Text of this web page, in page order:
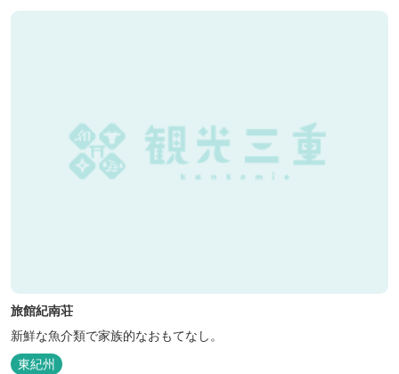
旅館紀南荘
新鮮な魚介類で家族的なおもてなし。
東紀州